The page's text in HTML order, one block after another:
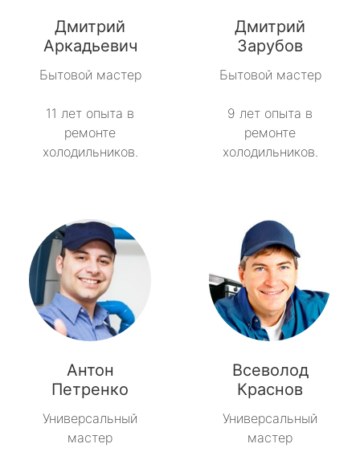
Дмитрий
Аркадьевич
Бытовой мастер
11 лет опыта в
ремонте
холодильников.
Дмитрий
Зарубов
Бытовой мастер
9 лет опыта в
ремонте
холодильников.
Антон
Петренко
Универсальный
мастер
Всеволод
Краснов
Универсальный
мастер